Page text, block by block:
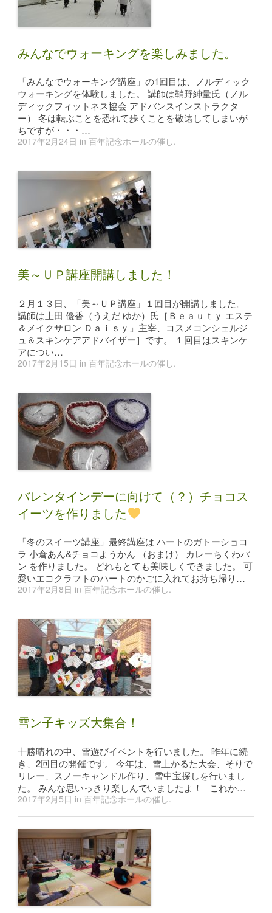
みんなでウォーキングを楽しみました。
「みんなでウォーキング講座」の1回目は、ノルディック
ウォーキングを体験しました。 講師は鞘野紳量氏（ノル
ディックフィットネス協会 アドバンスインストラクタ
ー） 冬は転ぶことを恐れて歩くことを敬遠してしまいが
ちですが・・・…
2017年2月24日 in百年記念ホールの催し.
美～ＵＰ講座開講しました！
２月１３日、「美～ＵＰ講座」１回目が開講しました。
講師は上田 優香（うえだ ゆか）氏［Ｂｅａｕｔｙ エステ
＆メイクサロン Ｄａｉｓｙ」主宰、コスメコンシェルジ
ュ＆スキンケアアドバイザー］です。 １回目はスキンケ
アについ…
2017年2月15日 in百年記念ホールの催し.
バレンタインデーに向けて（？）チョコス
イーツを作りました
「冬のスイーツ講座」最終講座は ハートのガトーショコ
ラ 小倉あん&チョコようかん （おまけ） カレーちくわパ
ン を作りました。 どれもとても美味しくできました。 可
愛いエコクラフトのハートのかごに入れてお持ち帰り…
2017年2月8日 in百年記念ホールの催し.
雪ン子キッズ大集合！
十勝晴れの中、雪遊びイベントを行いました。 昨年に続
き、2回目の開催です。 今年は、雪上かるた大会、そりで
リレー、スノーキャンドル作り、雪中宝探しを行いまし
た。 みんな思いっきり楽しんでいましたよ！ これか…
2017年2月5日 in百年記念ホールの催し.